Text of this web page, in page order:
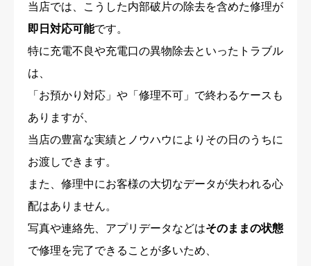
当店では、こうした内部破片の除去を含めた修理が
即日対応可能です。
特に充電不良や充電口の異物除去といったトラブル
は、
「お預かり対応」や「修理不可」で終わるケースも
ありますが、
当店の豊富な実績とノウハウによりその日のうちに
お渡しできます。
また、修理中にお客様の大切なデータが失われる心
配はありません。
写真や連絡先、アプリデータなどはそのままの状態
で修理を完了できることが多いため、